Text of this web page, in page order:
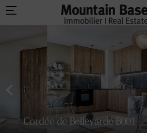
Cordée de Bellevarde B001